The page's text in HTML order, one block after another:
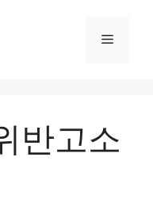
메
반고소